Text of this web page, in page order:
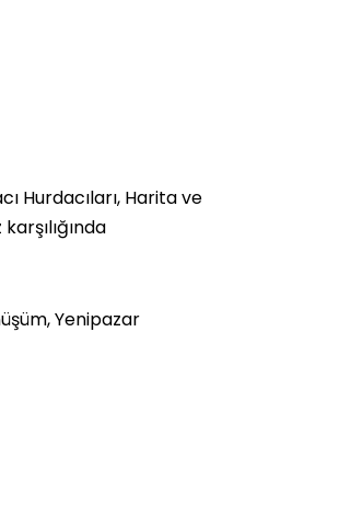
Hurdacıları, Harita ve
Yenipazar